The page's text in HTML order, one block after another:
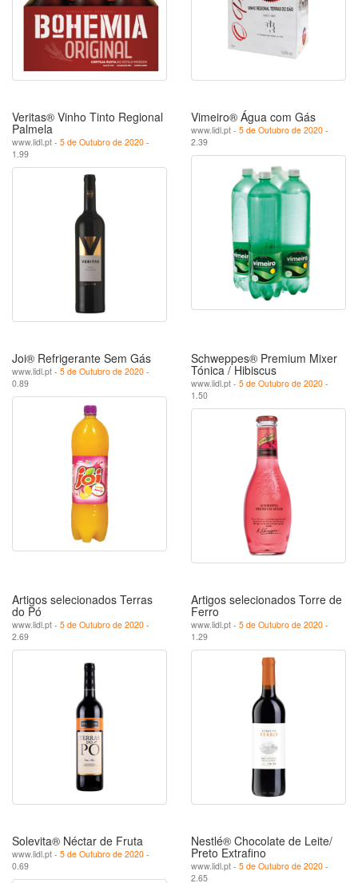
Veritas® Vinho Tinto Regional
Palmela
www.lidl.pt - 5 de Outubro de 2020 -
1.99
Vimeiro® Água com Gás
www.lidl.pt - 5 de Outubro de 2020 -
2.39
Joi® Refrigerante Sem Gás
www.lidl.pt - 5 de Outubro de 2020 -
0.89
Schweppes® Premium Mixer
Tónica / Hibiscus
www.lidl.pt - 5 de Outubro de 2020 -
1.50
Artigos selecionados Terras
do Pó
www.lidl.pt - 5 de Outubro de 2020 -
2.69
Artigos selecionados Torre de
Ferro
www.lidl.pt - 5 de Outubro de 2020 -
1.29
Solevita® Néctar de Fruta
www.lidl.pt - 5 de Outubro de 2020 -
0.69
Nestlé® Chocolate de Leite/
Preto Extrafino
www.lidl.pt - 5 de Outubro de 2020 -
2.65